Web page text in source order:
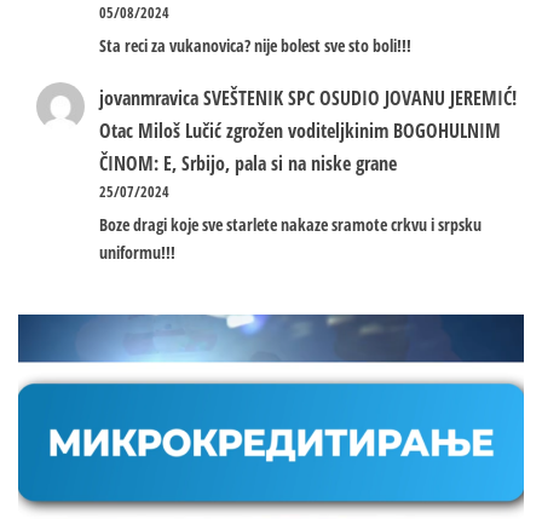
05/08/2024
Sta reci za vukanovica? nije bolest sve sto boli!!!
jovanmravicaSVEŠTENIK SPC OSUDIO JOVANU JEREMIĆ!
Otac Miloš Lučić zgrožen voditeljkinim BOGOHULNIM
ČINOM: E, Srbijo, pala si na niske grane
25/07/2024
Boze dragi koje sve starlete nakaze sramote crkvu i srpsku
uniformu!!!